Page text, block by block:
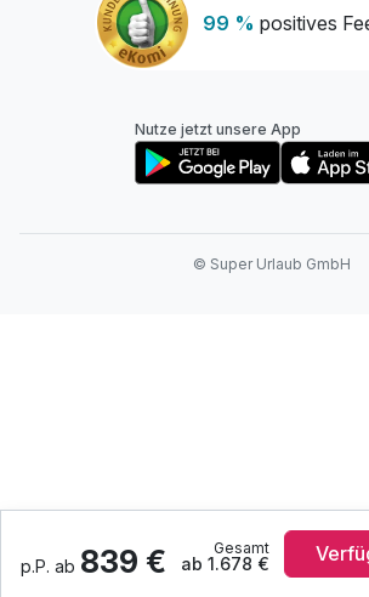
p.P. ab 839 € Gesamt
ab 1.678 €
99 % positives
Nutze jetzt unsere App
© Super Urlaub GmbH